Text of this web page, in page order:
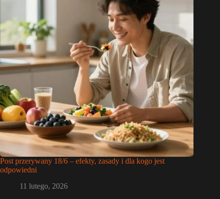
Post przerywany 18/6 – efekty, zasady i dla kogo jest
odpowiedni
11 lutego, 2026